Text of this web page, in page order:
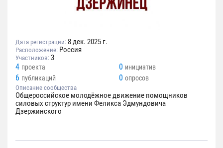
Дата регистрации: 8 дек. 2025 г.
Расположение: Россия
Участников: 3
4 проекта 0 инициатив
6 публикаций 0 опросов
Описание сообщества
Общероссийское молодёжное движение помощников
силовых структур имени Феликса Эдмундовича
Дзержинского